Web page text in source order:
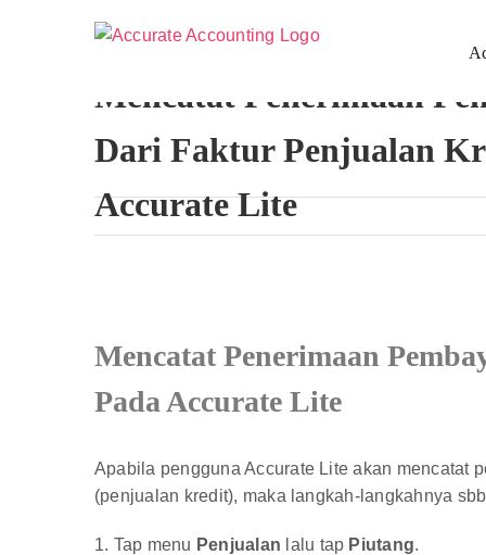
Mencatat Penerimaan
Dari Faktur Penjualan
Accurate Lite
Image
Mencatat Penerimaan
Pada Accurate Lite
Apabila pengguna Accurate Lite akan mencatat
(penjualan kredit), maka langkah-langkahnya
1. Tap menu Penjualan lalu tap Piutang.